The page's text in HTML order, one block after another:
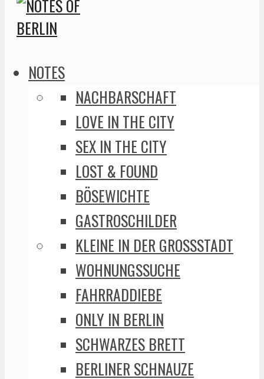
NOTES
NACHBARSCHAFT
LOVE IN THE CITY
SEX IN THE CITY
LOST & FOUND
BÖSEWICHTE
GASTROSCHILDER
KLEINE IN DER GROSSSTADT
WOHNUNGSSUCHE
FAHRRADDIEBE
ONLY IN BERLIN
SCHWARZES BRETT
BERLINER SCHNAUZE